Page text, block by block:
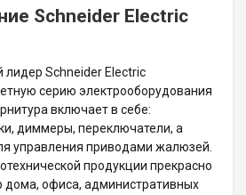
Schneider Electric
лидер Schneider Electric
серию электрооборудования
включает в себе:
диммеры, переключатели, а
управления приводами жалюзей.
продукции прекрасно
дома, офиса, административных